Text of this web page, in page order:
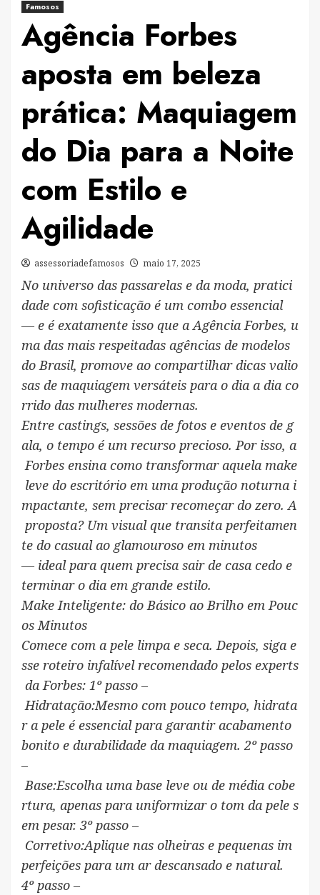
Famosos
Agência Forbes
aposta em beleza
prática: Maquiagem
do Dia para a Noite
com Estilo e
Agilidade
assessoriadefamosos maio 17, 2025
No universo das passarelas e da moda, pratici
dade com sofisticação é um combo essencial
— e é exatamente isso que a Agência Forbes, u
ma das mais respeitadas agências de modelos
do Brasil, promove ao compartilhar dicas valio
sas de maquiagem versáteis para o dia a dia co
rrido das mulheres modernas.
Entre castings, sessões de fotos e eventos de g
ala, o tempo é um recurso precioso. Por isso, a
Forbes ensina como transformar aquela make
leve do escritório em uma produção noturna i
mpactante, sem precisar recomeçar do zero. A
proposta? Um visual que transita perfeitamen
te do casual ao glamouroso em minutos
— ideal para quem precisa sair de casa cedo e
terminar o dia em grande estilo.
Make Inteligente: do Básico ao Brilho em Pouc
os Minutos
Comece com a pele limpa e seca. Depois, siga e
sse roteiro infalível recomendado pelos experts
da Forbes: 1º passo –
Hidratação:Mesmo com pouco tempo, hidrata
r a pele é essencial para garantir acabamento
bonito e durabilidade da maquiagem. 2º passo
–
Base:Escolha uma base leve ou de média cobe
rtura, apenas para uniformizar o tom da pele s
em pesar. 3º passo –
Corretivo:Aplique nas olheiras e pequenas im
perfeições para um ar descansado e natural.
4º passo –